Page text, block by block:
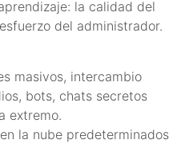
la calidad del
del administrador.
masivos, intercambio
bots, chats secretos
extremo.
la nube predeterminados